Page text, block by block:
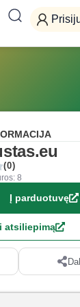
(0)
8
Į parduotuvę
atsiliepimą